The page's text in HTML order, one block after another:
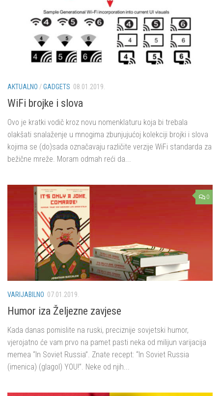
AKTUALNO /GADGETS 08.01.2019.
WiFi brojke i slova
Ovo je kratki vodič kroz novu nomenklaturu koja bi trebala
olakšati snalaženje u mnogima zbunjujućoj kolekciji brojki i slova
kojima se (do)sada označavaju različite verzije WiFi standarda za
bežične mreže. Moram odmah reći da...
0
VARIJABILNO 07.01.2019.
Humor iza Željezne zavjese
Kada danas pomislite na ruski, preciznije sovjetski humor,
vjerojatno će vam prvo na pamet pasti neka od milijun varijacija
memea “In Soviet Russia”. Znate recept: “In Soviet Russia
(imenica) (glagol) YOU!”. Neke od njih...